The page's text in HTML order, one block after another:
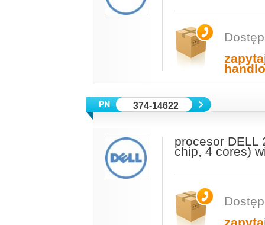
374-14622
procesor DELL
chip, 4 cores)